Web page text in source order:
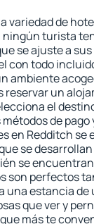
variedad de
ningún turista
se ajuste a
con todo
ambiente
reservar un
el
de
en Redditch
se
se
son perfectos
una estancia
que ver y
más te